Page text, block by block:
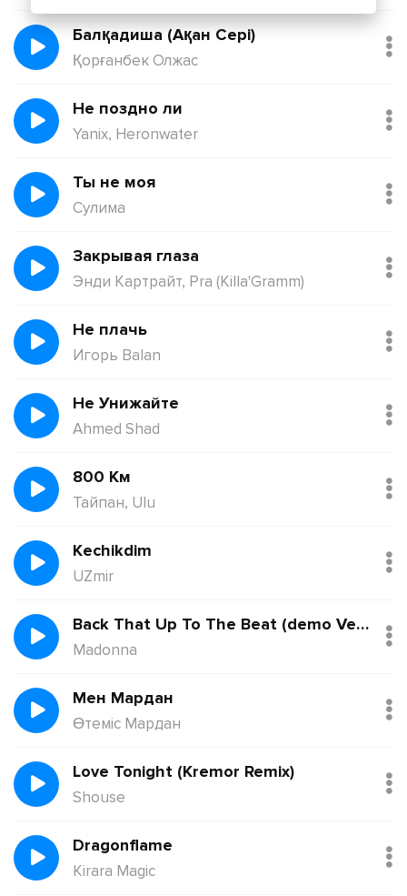
Балқадиша (Ақан Сері)
Қорғанбек Олжас
Не поздно ли
Yanix, Heronwater
Ты не моя
Сулима
Закрывая глаза
Энди Картрайт, Pra (Killa'Gramm)
Не плачь
Игорь Balan
Не Унижайте
Ahmed Shad
800 Км
Тайпан, Ulu
Kechikdim
UZmir
Back That Up To The Beat (demo Version)
Madonna
Мен Мардан
Өтеміс Мардан
Love Tonight (Kremor Remix)
Shouse
Dragonflame
Kirara Magic